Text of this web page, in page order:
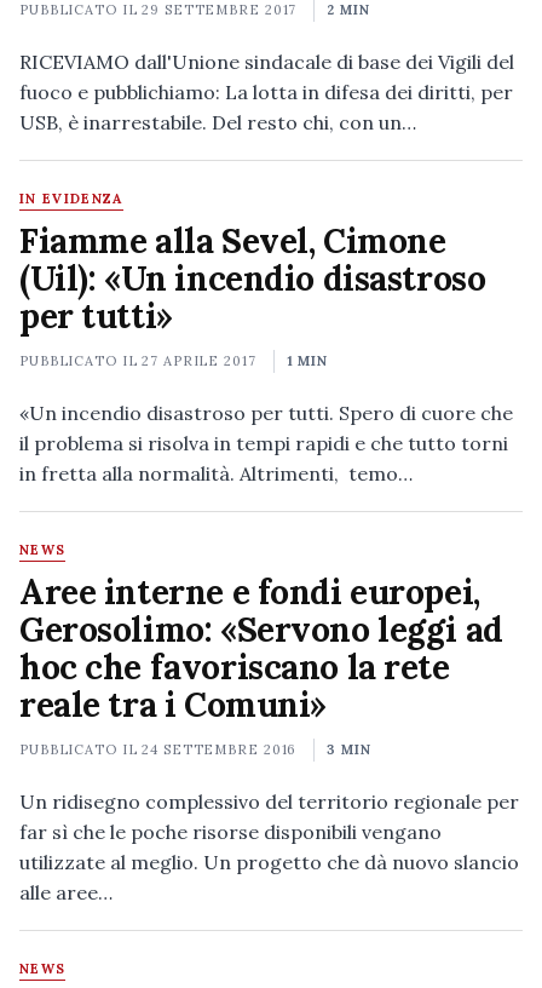
PUBBLICATO IL29 SETTEMBRE 2017 2 MIN
RICEVIAMO dall'Unione sindacale di base dei Vigili del
fuoco e pubblichiamo: La lotta in difesa dei diritti, per
USB, è inarrestabile. Del resto chi, con un…
IN EVIDENZA
Fiamme alla Sevel, Cimone
(Uil): «Un incendio disastroso
per tutti»
PUBBLICATO IL27 APRILE 2017 1 MIN
«Un incendio disastroso per tutti. Spero di cuore che
il problema si risolva in tempi rapidi e che tutto torni
in fretta alla normalità. Altrimenti, temo…
NEWS
Aree interne e fondi europei,
Gerosolimo: «Servono leggi ad
hoc che favoriscano la rete
reale tra i Comuni»
PUBBLICATO IL24 SETTEMBRE 2016 3 MIN
Un ridisegno complessivo del territorio regionale per
far sì che le poche risorse disponibili vengano
utilizzate al meglio. Un progetto che dà nuovo slancio
alle aree…
NEWS